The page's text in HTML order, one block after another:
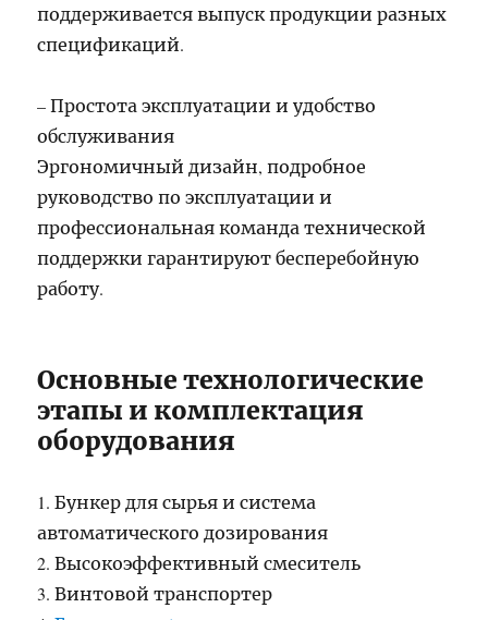
поддерживается выпуск продукции разных
спецификаций.
– Простота эксплуатации и удобство
обслуживания
Эргономичный дизайн, подробное
руководство по эксплуатации и
профессиональная команда технической
поддержки гарантируют бесперебойную
работу.
Основные технологические
этапы и комплектация
оборудования
1. Бункер для сырья и система
автоматического дозирования
2. Высокоэффективный смеситель
3. Винтовой транспортер